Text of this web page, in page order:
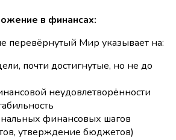
в финансах:
перевёрнутый Мир указывает на:
почти достигнутые, но не до
неудовлетворённости
финансовых шагов
утверждение бюджетов)